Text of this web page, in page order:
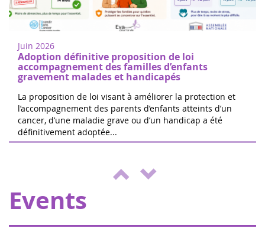
Juin 2026
Adoption définitive proposition de loi
accompagnement des familles d’enfants
gravement malades et handicapés
La proposition de loi visant à améliorer la protection et
l’accompagnement des parents d’enfants atteints d’un
cancer, d’une maladie grave ou d’un handicap a été
définitivement adoptée...
Events
18
juin
2022
Walk or run to support childhood cancer
research in Nogent-sur-Oise, 30 minutes
of the donations will be d...
04
The 24 hours of Boissy le Cutté
The Running Pour L'espoir team is
for the benefit of Eva pour la vie and
ENVOL, to support sick children....